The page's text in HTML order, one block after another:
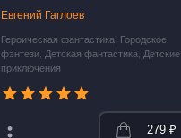
Евгений Гаглоев
Героическая фантастика
Городское
фэнтези Детская фантастика
Детские
приключения
279 ₽